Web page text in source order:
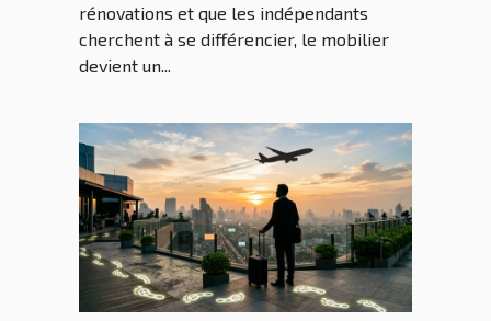
rénovations et que les indépendants
cherchent à se différencier, le mobilier
devient un...